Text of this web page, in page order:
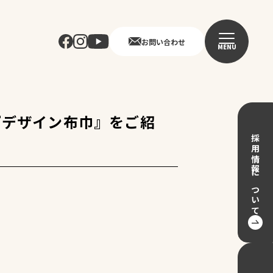
お問い合わせ MENU
採用情報について
ザイン布巾』をご紹